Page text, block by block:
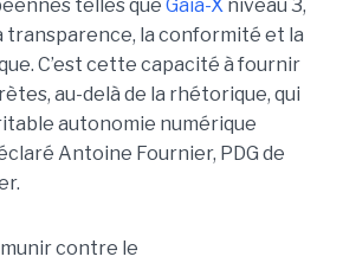
telles que Gaia-Xniveau 3,
transparence, la conformité et la
C’est cette capacité à fournir
au-delà de la rhétorique, qui
autonomie numérique
Antoine Fournier, PDG de
contre le